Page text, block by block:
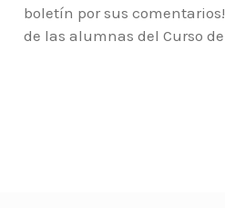
boletín por sus
de las alumnas del Curso de